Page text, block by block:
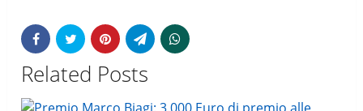
Related Posts